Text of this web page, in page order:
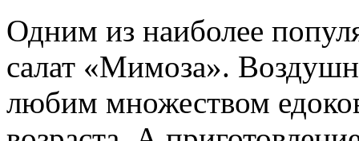
Одним из наиболее
салат «Мимоза».
любим множеством